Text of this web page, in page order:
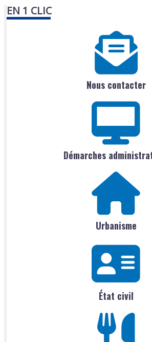
EN 1 CLIC
Nous contacter
Démarches
Urbanisme
État civil